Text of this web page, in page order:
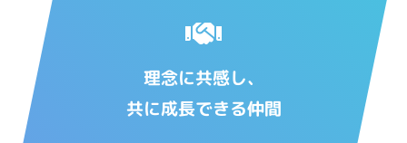
理念に共感し、
共に成長できる仲間